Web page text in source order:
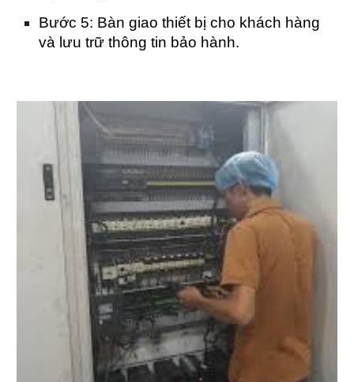
Bước 5: Bàn giao thiết bị cho khách hàng
và lưu trữ thông tin bảo hành.